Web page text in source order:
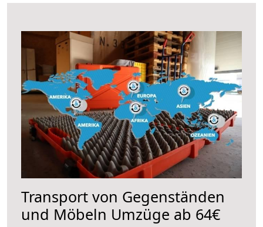
Transport von Gegenständen
und Möbeln Umzüge ab 64€